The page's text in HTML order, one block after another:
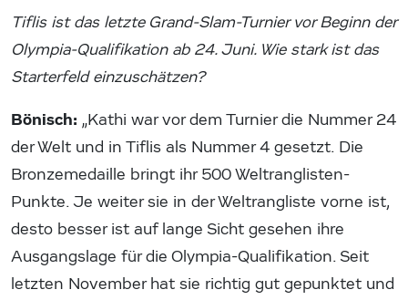
Tiflis ist das letzte Grand-Slam-Turnier vor Beginn der
Olympia-Qualifikation ab 24. Juni. Wie stark ist das
Starterfeld einzuschätzen?
Bönisch: „Kathi war vor dem Turnier die Nummer 24
der Welt und in Tiflis als Nummer 4 gesetzt. Die
Bronzemedaille bringt ihr 500 Weltranglisten-
Punkte. Je weiter sie in der Weltrangliste vorne ist,
desto besser ist auf lange Sicht gesehen ihre
Ausgangslage für die Olympia-Qualifikation. Seit
letzten November hat sie richtig gut gepunktet und